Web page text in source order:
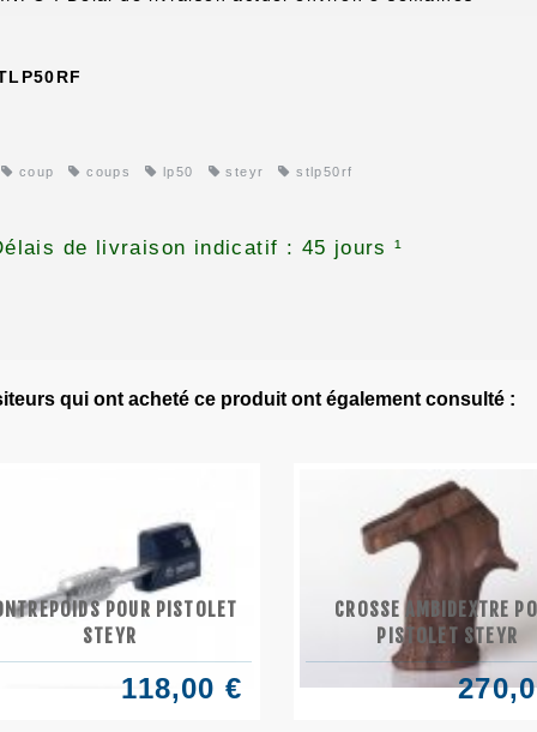
coup coups lp50 steyr stlp50rf
de livraison indicatif : 45 jours ¹
qui ont acheté ce produit ont également consulté :
POUR PISTOLET
STEYR
118,00 €
CROSSE AMBIDEXTRE
PISTOLET STEYR